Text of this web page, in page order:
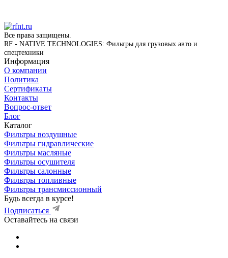
Все права защищены.
RF - NATIVE TECHNOLOGIES: Фильтры для грузовых авто и
спецтехники
Информация
О компании
Политика
Сертификаты
Контакты
Вопрос-ответ
Блог
Каталог
Фильтры воздушные
Фильтры гидравлические
Фильтры масляные
Фильтры осушителя
Фильтры салонные
Фильтры топливные
Фильтры трансмиссионный
Будь всегда в курсе!
Подписаться
Оставайтесь на связи